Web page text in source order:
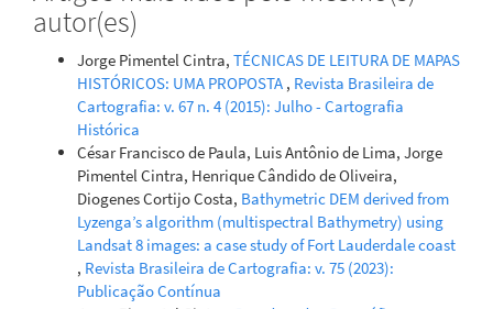
Laboratory Using Collimators.
10.14393/rbcv74n1-61571
autor(es)
Jorge Pimentel Cintra, TÉCNICAS DE LEITURA DE MAPAS
HISTÓRICOS: UMA PROPOSTA , Revista Brasileira de
Cartografia: v. 67 n. 4 (2015): Julho - Cartografia
Histórica
César Francisco de Paula, Luis Antônio de Lima, Jorge
Pimentel Cintra, Henrique Cândido de Oliveira,
Diogenes Cortijo Costa, Bathymetric DEM derived from
Lyzenga’s algorithm (multispectral Bathymetry) using
Landsat 8 images: a case study of Fort Lauderdale coast
, Revista Brasileira de Cartografia: v. 75 (2023):
Publicação Contínua